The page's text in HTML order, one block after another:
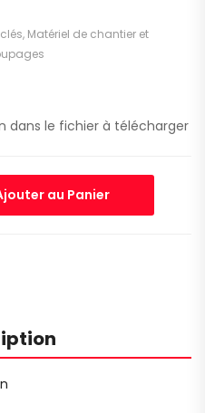
, Matériel de chantier et
dans le fichier à télécharger
au Panier